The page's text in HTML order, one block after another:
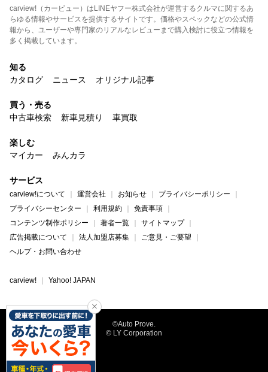
carview!（カービュー）はLINEヤフー株式会社が運営するクルマに関するあ
らゆる情報やサービスを提供するサイトです。価格やスペックなどの公式情
報から、ユーザーや専門家のリアルなレビューまで購入検討に役立つ情報を
多く掲載しています。
知る
カタログ
ニュース オリジナル記事
買う・売る
中古車検索
新車見積り 車買取
楽しむ
マイカー
みんカラ
サービス
carview!について 運営会社 お知らせ
プライバシーポリシー
プライバシーセンター
利用規約
免責事項
コンテンツ制作ポリシー
著者一覧
サイトマップ
広告掲載について
法人加盟店募集
ご意見・ご要望
ヘルプ・お問い合わせ
carview! Yahoo! JAPAN
©Auto Prove.
© LY Corporation